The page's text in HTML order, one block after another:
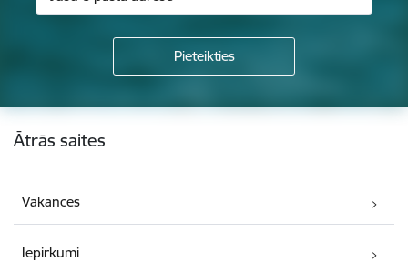
Kājene
Ātrās saites
Vakances
Iepirkumi